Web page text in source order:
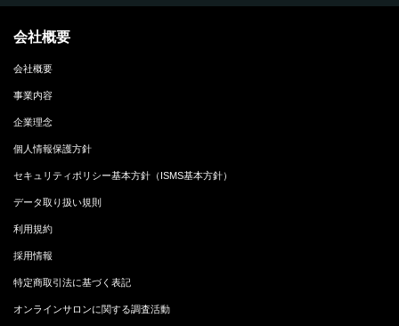
会社概要
会社概要
事業内容
企業理念
個人情報保護方針
セキュリティポリシー基本方針（ISMS基本方針）
データ取り扱い規則
利用規約
採用情報
特定商取引法に基づく表記
オンラインサロンに関する調査活動